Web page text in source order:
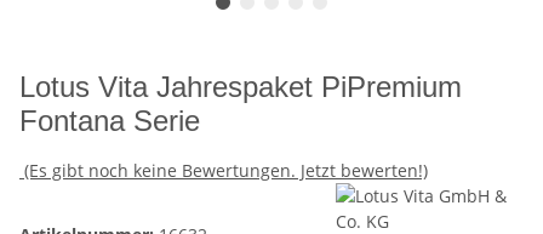
Lotus Vita Jahrespaket PiPremium
Fontana Serie
(Es gibt noch keine Bewertungen. Jetzt bewerten!)